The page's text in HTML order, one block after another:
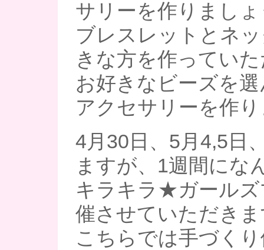
サリーを作りましょ
ブレスレットとネ
きな方を作ってい
お好きなビーズを
アクセサリーを作
4月30日、5月4,5日
ますが、1週間にな
キラキラ★ガールズ
催させていただき
こちらでは手づく